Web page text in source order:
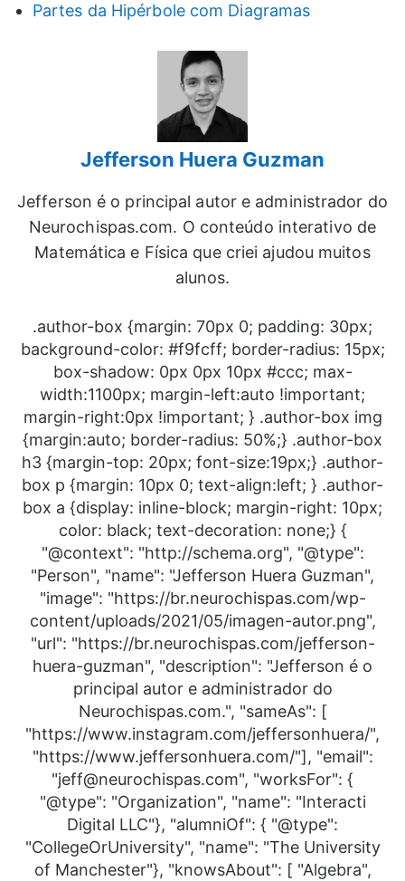
Partes da Hipérbole com Diagramas
Jefferson Huera Guzman
Jefferson é o principal autor e administrador do
Neurochispas.com. O conteúdo interativo de
Matemática e Física que criei ajudou muitos
alunos.
.author-box {margin: 70px 0; padding: 30px;
background-color: #f9fcff; border-radius: 15px;
box-shadow: 0px 0px 10px #ccc; max-
width:1100px; margin-left:auto !important;
margin-right:0px !important; } .author-box img
{margin:auto; border-radius: 50%;} .author-box
h3 {margin-top: 20px; font-size:19px;} .author-
box p {margin: 10px 0; text-align:left; } .author-
box a {display: inline-block; margin-right: 10px;
color: black; text-decoration: none;} {
"@context": "http://schema.org", "@type":
"Person", "name": "Jefferson Huera Guzman",
"image": "https://br.neurochispas.com/wp-
content/uploads/2021/05/imagen-autor.png",
"url": "https://br.neurochispas.com/jefferson-
huera-guzman", "description": "Jefferson é o
principal autor e administrador do
Neurochispas.com.", "sameAs": [
"https://www.instagram.com/jeffersonhuera/",
"https://www.jeffersonhuera.com/"], "email":
"jeff@neurochispas.com", "worksFor": {
"@type": "Organization", "name": "Interacti
Digital LLC"}, "alumniOf": { "@type":
"CollegeOrUniversity", "name": "The University
of Manchester"}, "knowsAbout": [ "Algebra",